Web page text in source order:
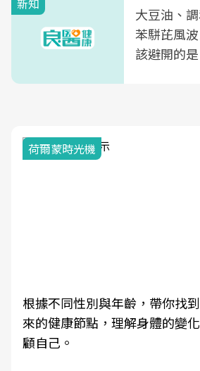
新知
大豆油、
苯駢芘風
該避開的
荷爾蒙時光機
根據不同性別與年齡，帶你找
來的健康節點，理解身體的變
顧自己。